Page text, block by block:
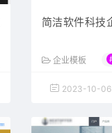
简洁软件科技
企业模板
2023-10-06